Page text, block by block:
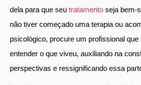
dela para que seu tratamento seja bem-
não tiver começado uma terapia ou
psicológico, procure um profissional que
entender o que viveu, auxiliando na
perspectivas e ressignificando essa